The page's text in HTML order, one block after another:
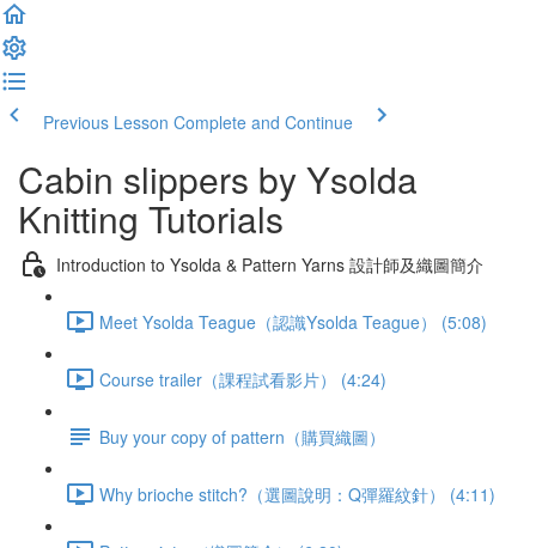
Previous Lesson Complete and Continue
Cabin slippers by Ysolda
Knitting Tutorials
Introduction to Ysolda & Pattern Yarns 設計師及織圖簡介
Meet Ysolda Teague（認識Ysolda Teague） (5:08)
Course trailer（課程試看影片） (4:24)
Buy your copy of pattern（購買織圖）
Why brioche stitch?（選圖說明：Q彈羅紋針） (4:11)